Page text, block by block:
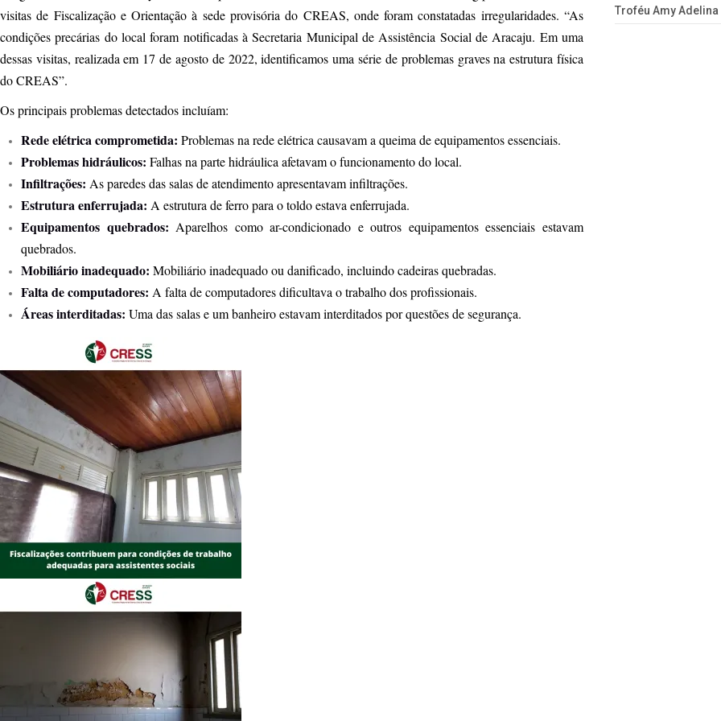
visitas de Fiscalização e Orientação à sede provisória do CREAS, onde foram constatadas irregularidades. “As
condições precárias do local foram notificadas à Secretaria Municipal de Assistência Social de Aracaju. Em uma
dessas visitas, realizada em 17 de agosto de 2022, identificamos uma série de problemas graves na estrutura física
do CREAS”.
Os principais problemas detectados incluíam:
Rede elétrica comprometida: Problemas na rede elétrica causavam a queima de equipamentos essenciais.
Problemas hidráulicos: Falhas na parte hidráulica afetavam o funcionamento do local.
Infiltrações: As paredes das salas de atendimento apresentavam infiltrações.
Estrutura enferrujada: A estrutura de ferro para o toldo estava enferrujada.
Equipamentos quebrados: Aparelhos como ar-condicionado e outros equipamentos essenciais estavam
quebrados.
Mobiliário inadequado: Mobiliário inadequado ou danificado, incluindo cadeiras quebradas.
Falta de computadores: A falta de computadores dificultava o trabalho dos profissionais.
Áreas interditadas: Uma das salas e um banheiro estavam interditados por questões de segurança.
Troféu Amy Adelina